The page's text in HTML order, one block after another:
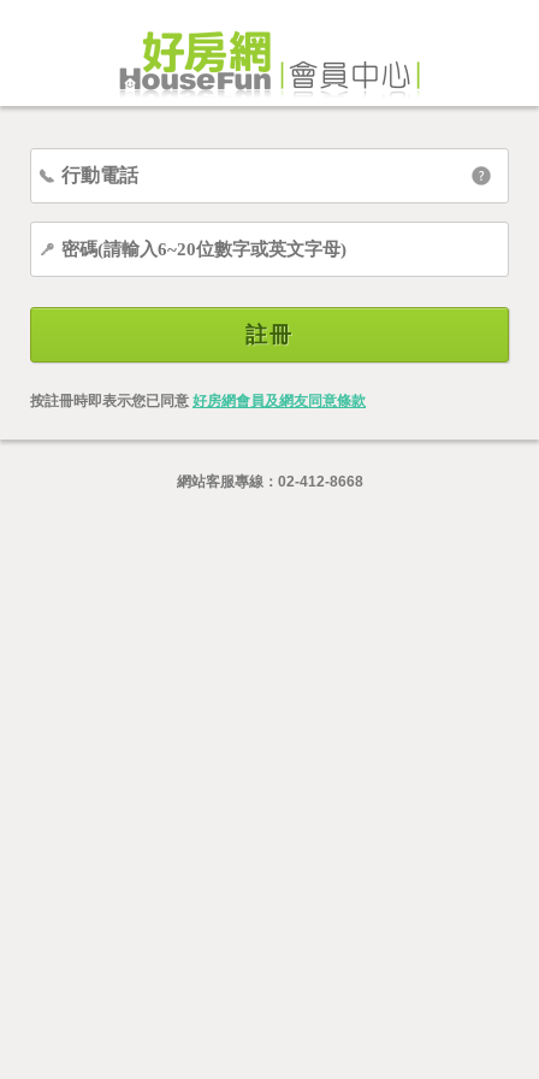
註冊
按註冊時即表示您已同意 好房網會員及網友同意條款
網站客服專線： 02-412-8668